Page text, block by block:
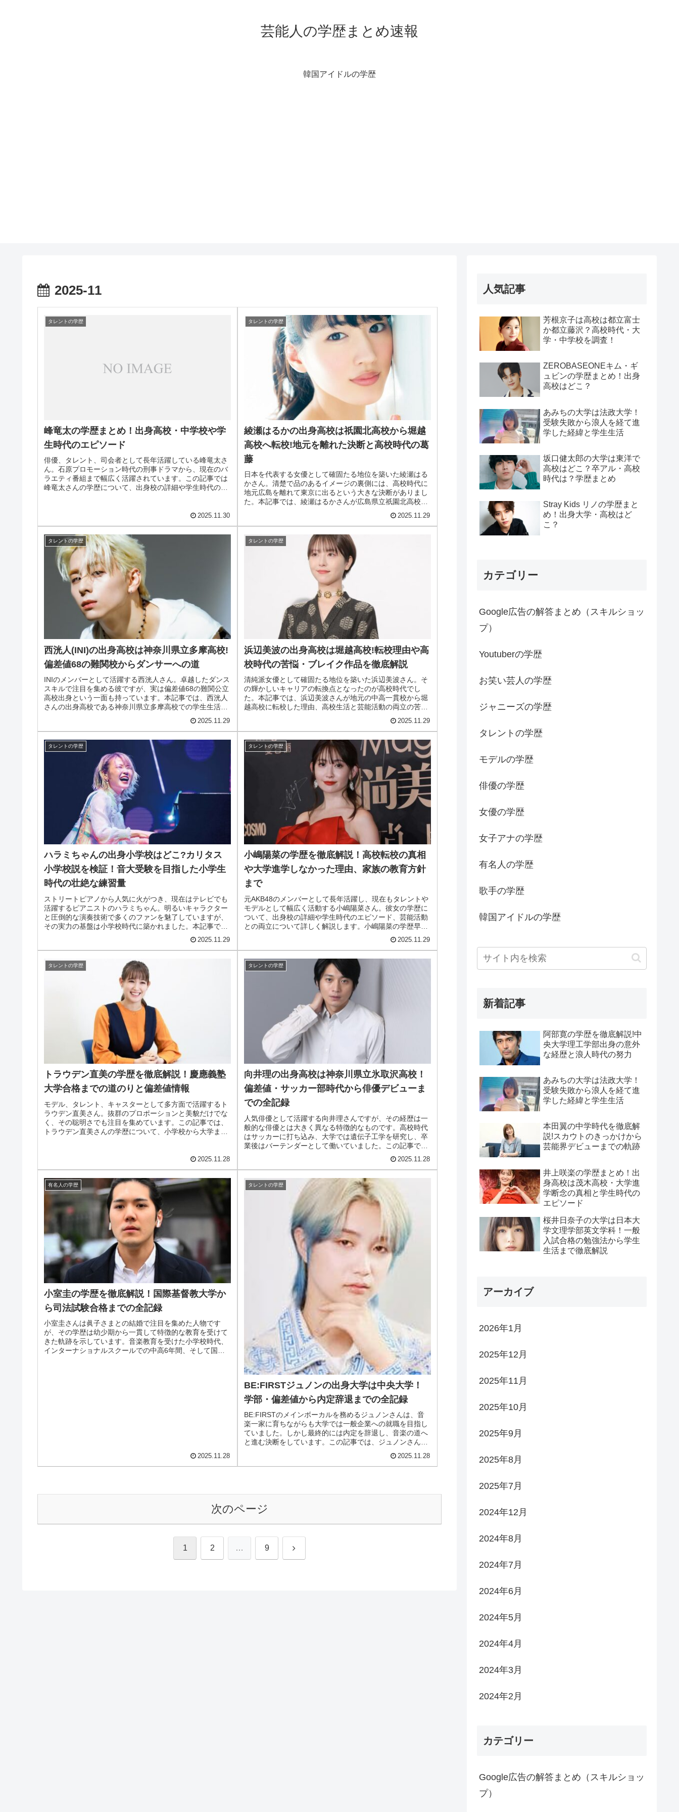
芸能人の学歴まとめ速報
韓国アイドルの学歴
2025-11
タレントの学歴
峰竜太の学歴まとめ！出身高校・中学校や学
生時代のエピソード
俳優、タレント、司会者として長年活躍している峰竜太さ
ん。石原プロモーション時代の刑事ドラマから、現在のバ
ラエティ番組まで幅広く活躍されています。この記事では
峰竜太さんの学歴について、出身校の詳細や学生時代のエ
2025.11.30
タレントの学歴
綾瀬はるかの出身高校は祇園北高校から堀越
高校へ転校!地元を離れた決断と高校時代の葛
藤
日本を代表する女優として確固たる地位を築いた綾瀬はる
かさん。清楚で品のあるイメージの裏側には、高校時代に
地元広島を離れて東京に出るという大きな決断がありまし
た。本記事では、綾瀬はるかさんが広島県立祇園北高校か
2025.11.29
タレントの学歴
西洸人(INI)の出身高校は神奈川県立多摩高校!
偏差値68の難関校からダンサーへの道
INIのメンバーとして活躍する西洸人さん。卓越したダンス
スキルで注目を集める彼ですが、実は偏差値68の難関公立
高校出身という一面も持っています。本記事では、西洸人
さんの出身高校である神奈川県立多摩高校での学生生活、
2025.11.29
タレントの学歴
浜辺美波の出身高校は堀越高校!転校理由や高
校時代の苦悩・ブレイク作品を徹底解説
清純派女優として確固たる地位を築いた浜辺美波さん。そ
の輝かしいキャリアの転換点となったのが高校時代でし
た。本記事では、浜辺美波さんが地元の中高一貫校から堀
越高校に転校した理由、高校生活と芸能活動の両立の苦
2025.11.29
タレントの学歴
ハラミちゃんの出身小学校はどこ?カリタス
小学校説を検証！音大受験を目指した小学生
時代の壮絶な練習量
ストリートピアノから人気に火がつき、現在はテレビでも
活躍するピアニストのハラミちゃん。明るいキャラクター
と圧倒的な演奏技術で多くのファンを魅了していますが、
その実力の基盤は小学校時代に築かれました。本記事で
2025.11.29
タレントの学歴
小嶋陽菜の学歴を徹底解説！高校転校の真相
や大学進学しなかった理由、家族の教育方針
まで
元AKB48のメンバーとして長年活躍し、現在もタレントや
モデルとして幅広く活動する小嶋陽菜さん。彼女の学歴に
ついて、出身校の詳細や学生時代のエピソード、芸能活動
との両立について詳しく解説します。小嶋陽菜の学歴早見
2025.11.29
タレントの学歴
トラウデン直美の学歴を徹底解説！慶應義塾
大学合格までの道のりと偏差値情報
モデル、タレント、キャスターとして多方面で活躍するト
ラウデン直美さん。抜群のプロポーションと美貌だけでな
く、その聡明さでも注目を集めています。この記事では、
トラウデン直美さんの学歴について、小学校から大学まで
2025.11.28
タレントの学歴
向井理の出身高校は神奈川県立氷取沢高校！
偏差値・サッカー部時代から俳優デビューま
での全記録
人気俳優として活躍する向井理さんですが、その経歴は一
般的な俳優とは大きく異なる特徴的なものです。高校時代
はサッカーに打ち込み、大学では遺伝子工学を研究し、卒
業後はバーテンダーとして働いていました。この記事で
2025.11.28
有名人の学歴
小室圭の学歴を徹底解説！国際基督教大学か
ら司法試験合格までの全記録
小室圭さんは眞子さまとの結婚で注目を集めた人物です
が、その学歴は幼少期から一貫して特徴的な教育を受けて
きた軌跡を示しています。音楽教育を受けた小学校時代、
インターナショナルスクールでの中高6年間、そして国際
2025.11.28
タレントの学歴
BE:FIRSTジュノンの出身大学は中央大学！
学部・偏差値から内定辞退までの全記録
BE:FIRSTのメインボーカルを務めるジュノンさんは、音
楽一家に育ちながらも大学では一般企業への就職を目指し
ていました。しかし最終的には内定を辞退し、音楽の道へ
と進む決断をしています。この記事では、ジュノンさんが
2025.11.28
次のページ
1 2 … 9 次
人気記事
芳根京子は高校は都立富士
か都立藤沢？高校時代・大
学・中学校を調査！
ZEROBASEONEキム・ギ
ュビンの学歴まとめ！出身
高校はどこ？
あみちの大学は法政大学！
受験失敗から浪人を経て進
学した経緯と学生生活
坂口健太郎の大学は東洋で
高校はどこ？卒アル・高校
時代は？学歴まとめ
Stray Kids リノの学歴まと
め！出身大学・高校はど
こ？
カテゴリー
Google広告の解答まとめ（スキルショッ
プ）
Youtuberの学歴
お笑い芸人の学歴
ジャニーズの学歴
タレントの学歴
モデルの学歴
俳優の学歴
女優の学歴
女子アナの学歴
有名人の学歴
歌手の学歴
韓国アイドルの学歴
新着記事
阿部寛の学歴を徹底解説!中
央大学理工学部出身の意外
な経歴と浪人時代の努力
あみちの大学は法政大学！
受験失敗から浪人を経て進
学した経緯と学生生活
本田翼の中学時代を徹底解
説!スカウトのきっかけから
芸能界デビューまでの軌跡
井上咲楽の学歴まとめ！出
身高校は茂木高校・大学進
学断念の真相と学生時代の
エピソード
桜井日奈子の大学は日本大
学文理学部英文学科！一般
入試合格の勉強法から学生
生活まで徹底解説
アーカイブ
2026年1月
2025年12月
2025年11月
2025年10月
2025年9月
2025年8月
2025年7月
2024年12月
2024年8月
2024年7月
2024年6月
2024年5月
2024年4月
2024年3月
2024年2月
カテゴリー
Google広告の解答まとめ（スキルショッ
プ）